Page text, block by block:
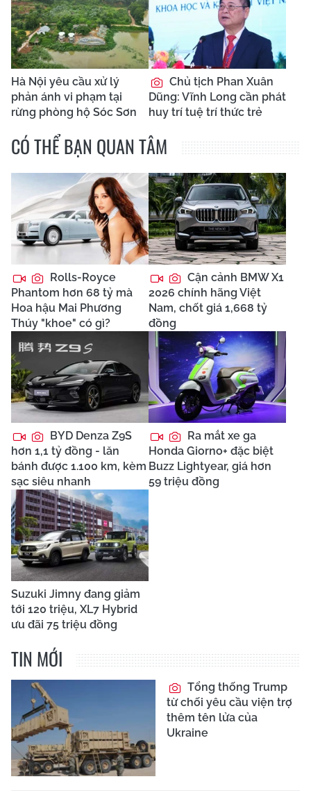
Hà Nội yêu cầu xử lý
phản ánh vi phạm tại
rừng phòng hộ Sóc Sơn
Chủ tịch Phan Xuân
Dũng: Vĩnh Long cần phát
huy trí tuệ trí thức trẻ
CÓ THỂ BẠN QUAN TÂM
Rolls-Royce
Phantom hơn 68 tỷ mà
Hoa hậu Mai Phương
Thúy "khoe" có gì?
Cận cảnh BMW X1
2026 chính hãng Việt
Nam, chốt giá 1,668 tỷ
đồng
BYD Denza Z9S
hơn 1,1 tỷ đồng - lăn
bánh được 1.100 km, kèm
sạc siêu nhanh
Ra mắt xe ga
Honda Giorno+ đặc biệt
Buzz Lightyear, giá hơn
59 triệu đồng
Suzuki Jimny đang giảm
tới 120 triệu, XL7 Hybrid
ưu đãi 75 triệu đồng
TIN MỚI
Tổng thống Trump
từ chối yêu cầu viện trợ
thêm tên lửa của
Ukraine